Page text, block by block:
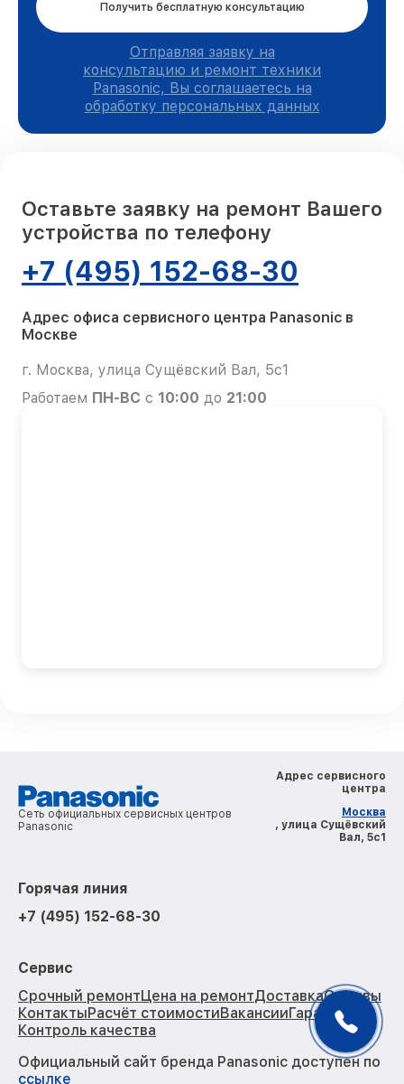
Получить бесплатную консультацию
Отправляя заявку на
консультацию и ремонт техники
Panasonic, Вы соглашаетесь на
обработку персональных данных
Оставьте заявку на ремонт Вашего
устройства по телефону
+7 (495) 152-68-30
Адрес офиса сервисного центра Panasonic в
Москве
г. Москва, улица Сущёвский Вал, 5с1
Работаем ПН-ВС с 10:00 до 21:00
Сеть официальных сервисных центров
Panasonic
Адрес сервисного
центра
Москва
, улица Сущёвский
Вал, 5с1
Горячая линия
+7 (495) 152-68-30
Сервис
Срочный ремонтЦена на ремонтДоставкаОтзывы
КонтактыРасчёт стоимостиВакансииГарантии
Контроль качества
Официальный сайт бренда Panasonic доступен по
ссылке